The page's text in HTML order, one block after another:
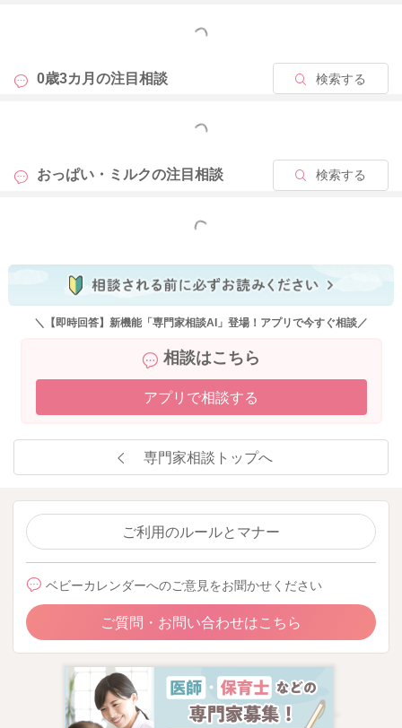
どうぞよろしくお願いします。もっと見る
0歳3カ月の注目相談 検索する
もっと見る
おっぱい・ミルクの注目相談 検索する
もっと見る
＼【即時回答】新機能「専門家相談AI」登場！アプリで今すぐ相談／
相談はこちら
アプリで相談する
専門家相談トップへ
ご利用のルールとマナー
ベビーカレンダーへのご意見をお聞かせください
ご質問・お問い合わせはこちら